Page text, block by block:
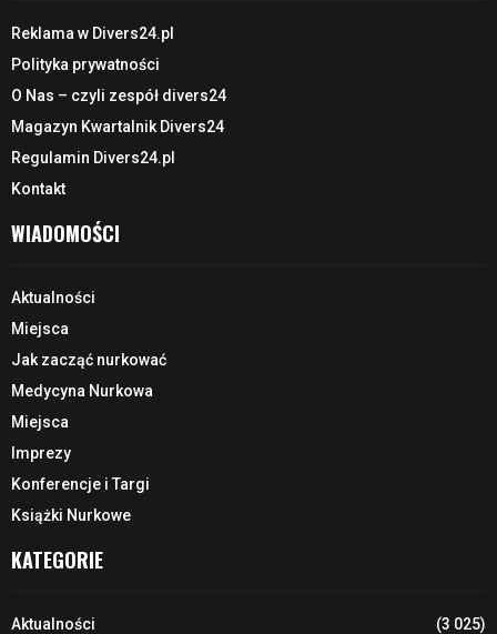
Reklama w Divers24.pl
Polityka prywatności
O Nas – czyli zespół divers24
Magazyn Kwartalnik Divers24
Regulamin Divers24.pl
Kontakt
WIADOMOŚCI
Aktualności
Miejsca
Jak zacząć nurkować
Medycyna Nurkowa
Miejsca
Imprezy
Konferencje i Targi
Książki Nurkowe
KATEGORIE
Aktualności
(3 025)